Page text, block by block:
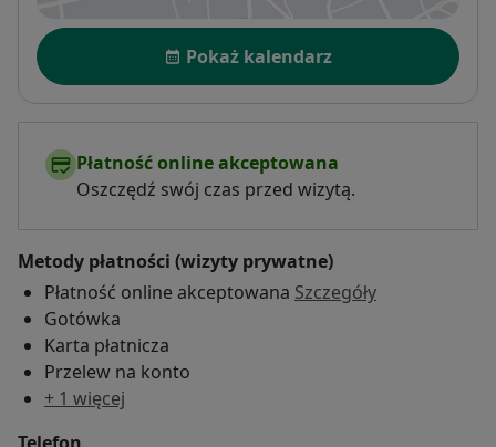
Dostępność
Pokaż kalendarz
Płatność online akceptowana
Oszczędź swój czas przed wizytą.
Metody płatności (wizyty prywatne)
Płatność online akceptowana Szczegóły
Gotówka
Karta płatnicza
Przelew na konto
+ 1 więcej